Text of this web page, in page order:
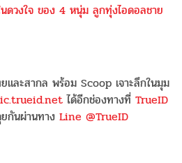
ดวงใจ ของ 4 หนุ่ม ลูกทุ่งไอดอลชาย
ยและสากล พร้อม Scoop เจาะลึกในมุม
ได้อีกช่องทางที่ TrueID
กันผ่านทาง Line @TrueID